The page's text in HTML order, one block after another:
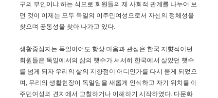
구의 부인이냐 하는 식으로 회원들의 제 사회적 관계를 나누어 보
던 것이 이제는 모두 독일의 이주민여성으로서 자신의 정체성을
찾으며 공통성을 찾아 나가고 있다.
생활중심지는 독일이어도 항상 마음과 관심은 한국 지향적이던
회원들은 독일에서의 삶의 햇수가 서서히 한국에서 살았던 햇수
를 넘게 되자 우리의 삶의 지향점이 어디인가를 다시 묻게 되었으
며, 우리의 생활현장이 독일임을 새롭게 인식하고 자기 위치를 이
주민여성의 견지에서 고찰하거나 이해하기 시작하였다. 다문화